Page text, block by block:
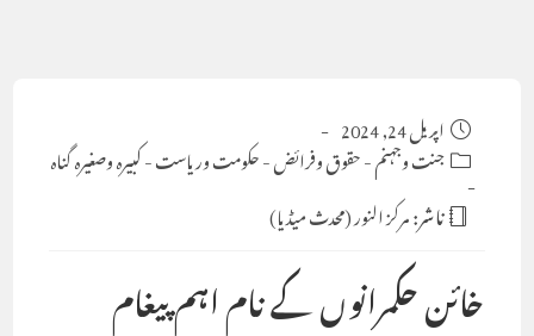
Post
published:
اپریل 24, 2024
Post
category:
جنت وجہنم-حقوق وفرائض-حکومت وریاست-کبیرہ وصغیرہ گناہ
ناشر:مرکز النور (محدث میڈیا)
خائن حکمرانوں کے نام اہم پیغام